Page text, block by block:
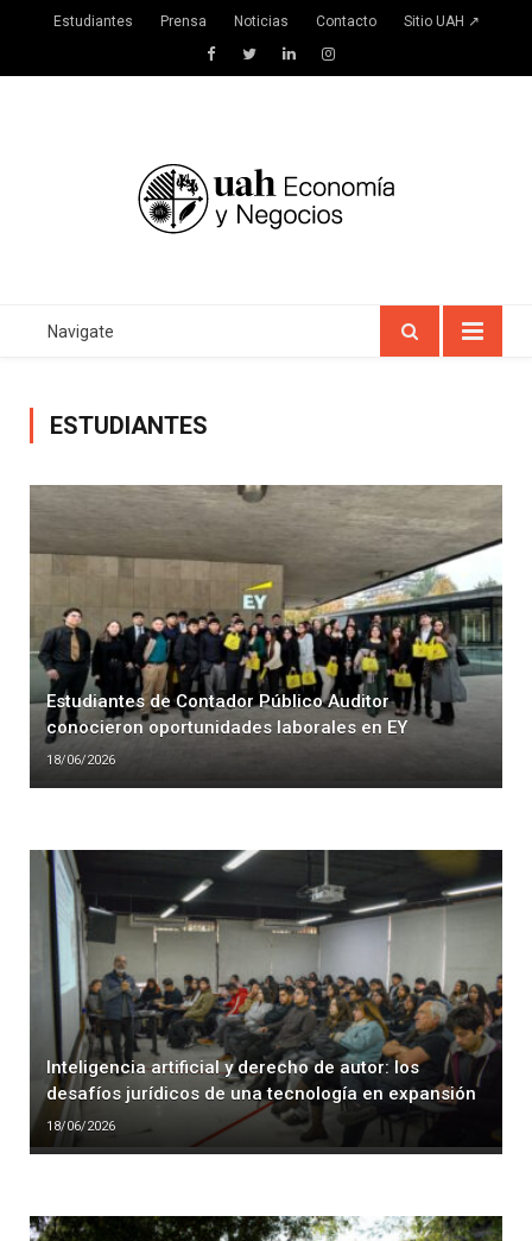
Estudiantes Prensa Noticias Contacto Sitio UAH ↗
FacebookTwitterLinkedInInstagram
Navigate
ESTUDIANTES
Estudiantes de Contador Público Auditor
conocieron oportunidades laborales en EY
18/06/2026
Inteligencia artificial y derecho de autor: los
desafíos jurídicos de una tecnología en expansión
18/06/2026